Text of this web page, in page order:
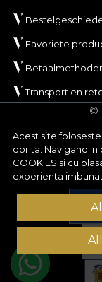
Acest site
dorita. Navigand
COOKIES si cu
experienta
Favoriete
Transport en
©